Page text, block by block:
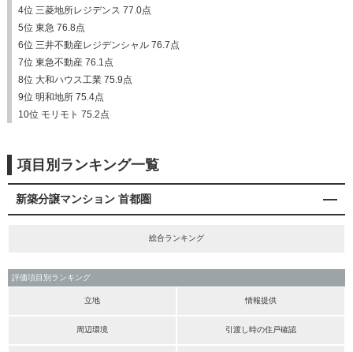
4位 三菱地所レジデンス 77.0点
5位 東急 76.8点
6位 三井不動産レジデンシャル 76.7点
7位 東急不動産 76.1点
8位 大和ハウス工業 75.9点
9位 明和地所 75.4点
10位 モリモト 75.2点
項目別ランキング一覧
新築分譲マンション 首都圏
総合ランキング
評価項目別ランキング
立地 情報提供
周辺環境 引渡し時の住戸確認